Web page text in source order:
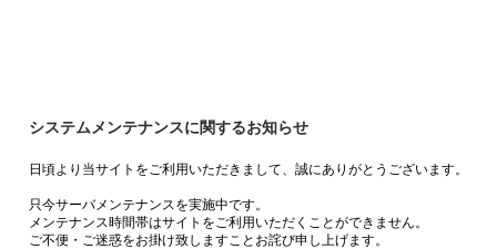
システムメンテナンスに関するお知らせ
日頃より当サイトをご利用いただきまして、誠にありがとうございます。
只今サーバメンテナンスを実施中です。
メンテナンス時間帯はサイトをご利用いただくことができません。
ご不便・ご迷惑をお掛け致しますことお詫び申し上げます。